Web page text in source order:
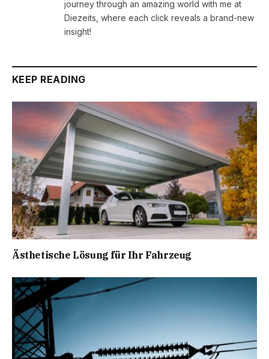
journey through an amazing world with me at
Diezeits, where each click reveals a brand-new
insight!
KEEP READING
Ästhetische Lösung für Ihr Fahrzeug